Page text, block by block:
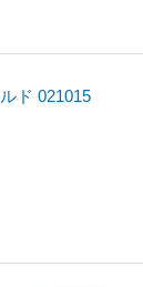
ド 021015